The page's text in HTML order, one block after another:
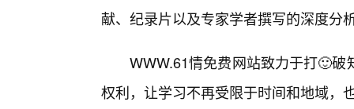
献、纪录片以及专家学者撰写的深度分
WWW.61情免费网站致力于打🙂
权利，让学习不再受限于时间和地域，